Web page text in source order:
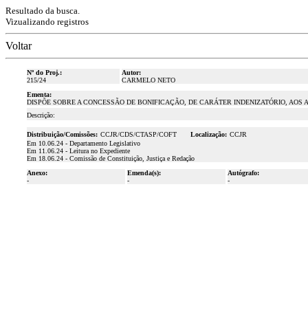
Resultado da busca.
Vizualizando registros
Voltar
Nº do Proj.:
215/24
Autor:
CARMELO NETO
Ementa:
DISPÕE SOBRE A CONCESSÃO DE BONIFICAÇÃO, DE CARÁTER INDENIZATÓRIO,
Descrição:
Distribuição/Comissões: CCJR/CDS/CTASP/COFT Localização: CCJR
Em 10.06.24 - Departamento Legislativo
Em 11.06.24 - Leitura no Expediente
Em 18.06.24 - Comissão de Constituição, Justiça e Redação
Anexo:
-
Emenda(s):
-
Autógrafo:
-